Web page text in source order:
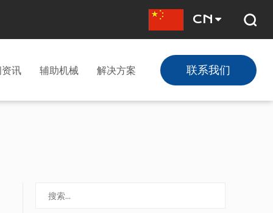
CN
讯 辅助机械 解决方案 联系我们